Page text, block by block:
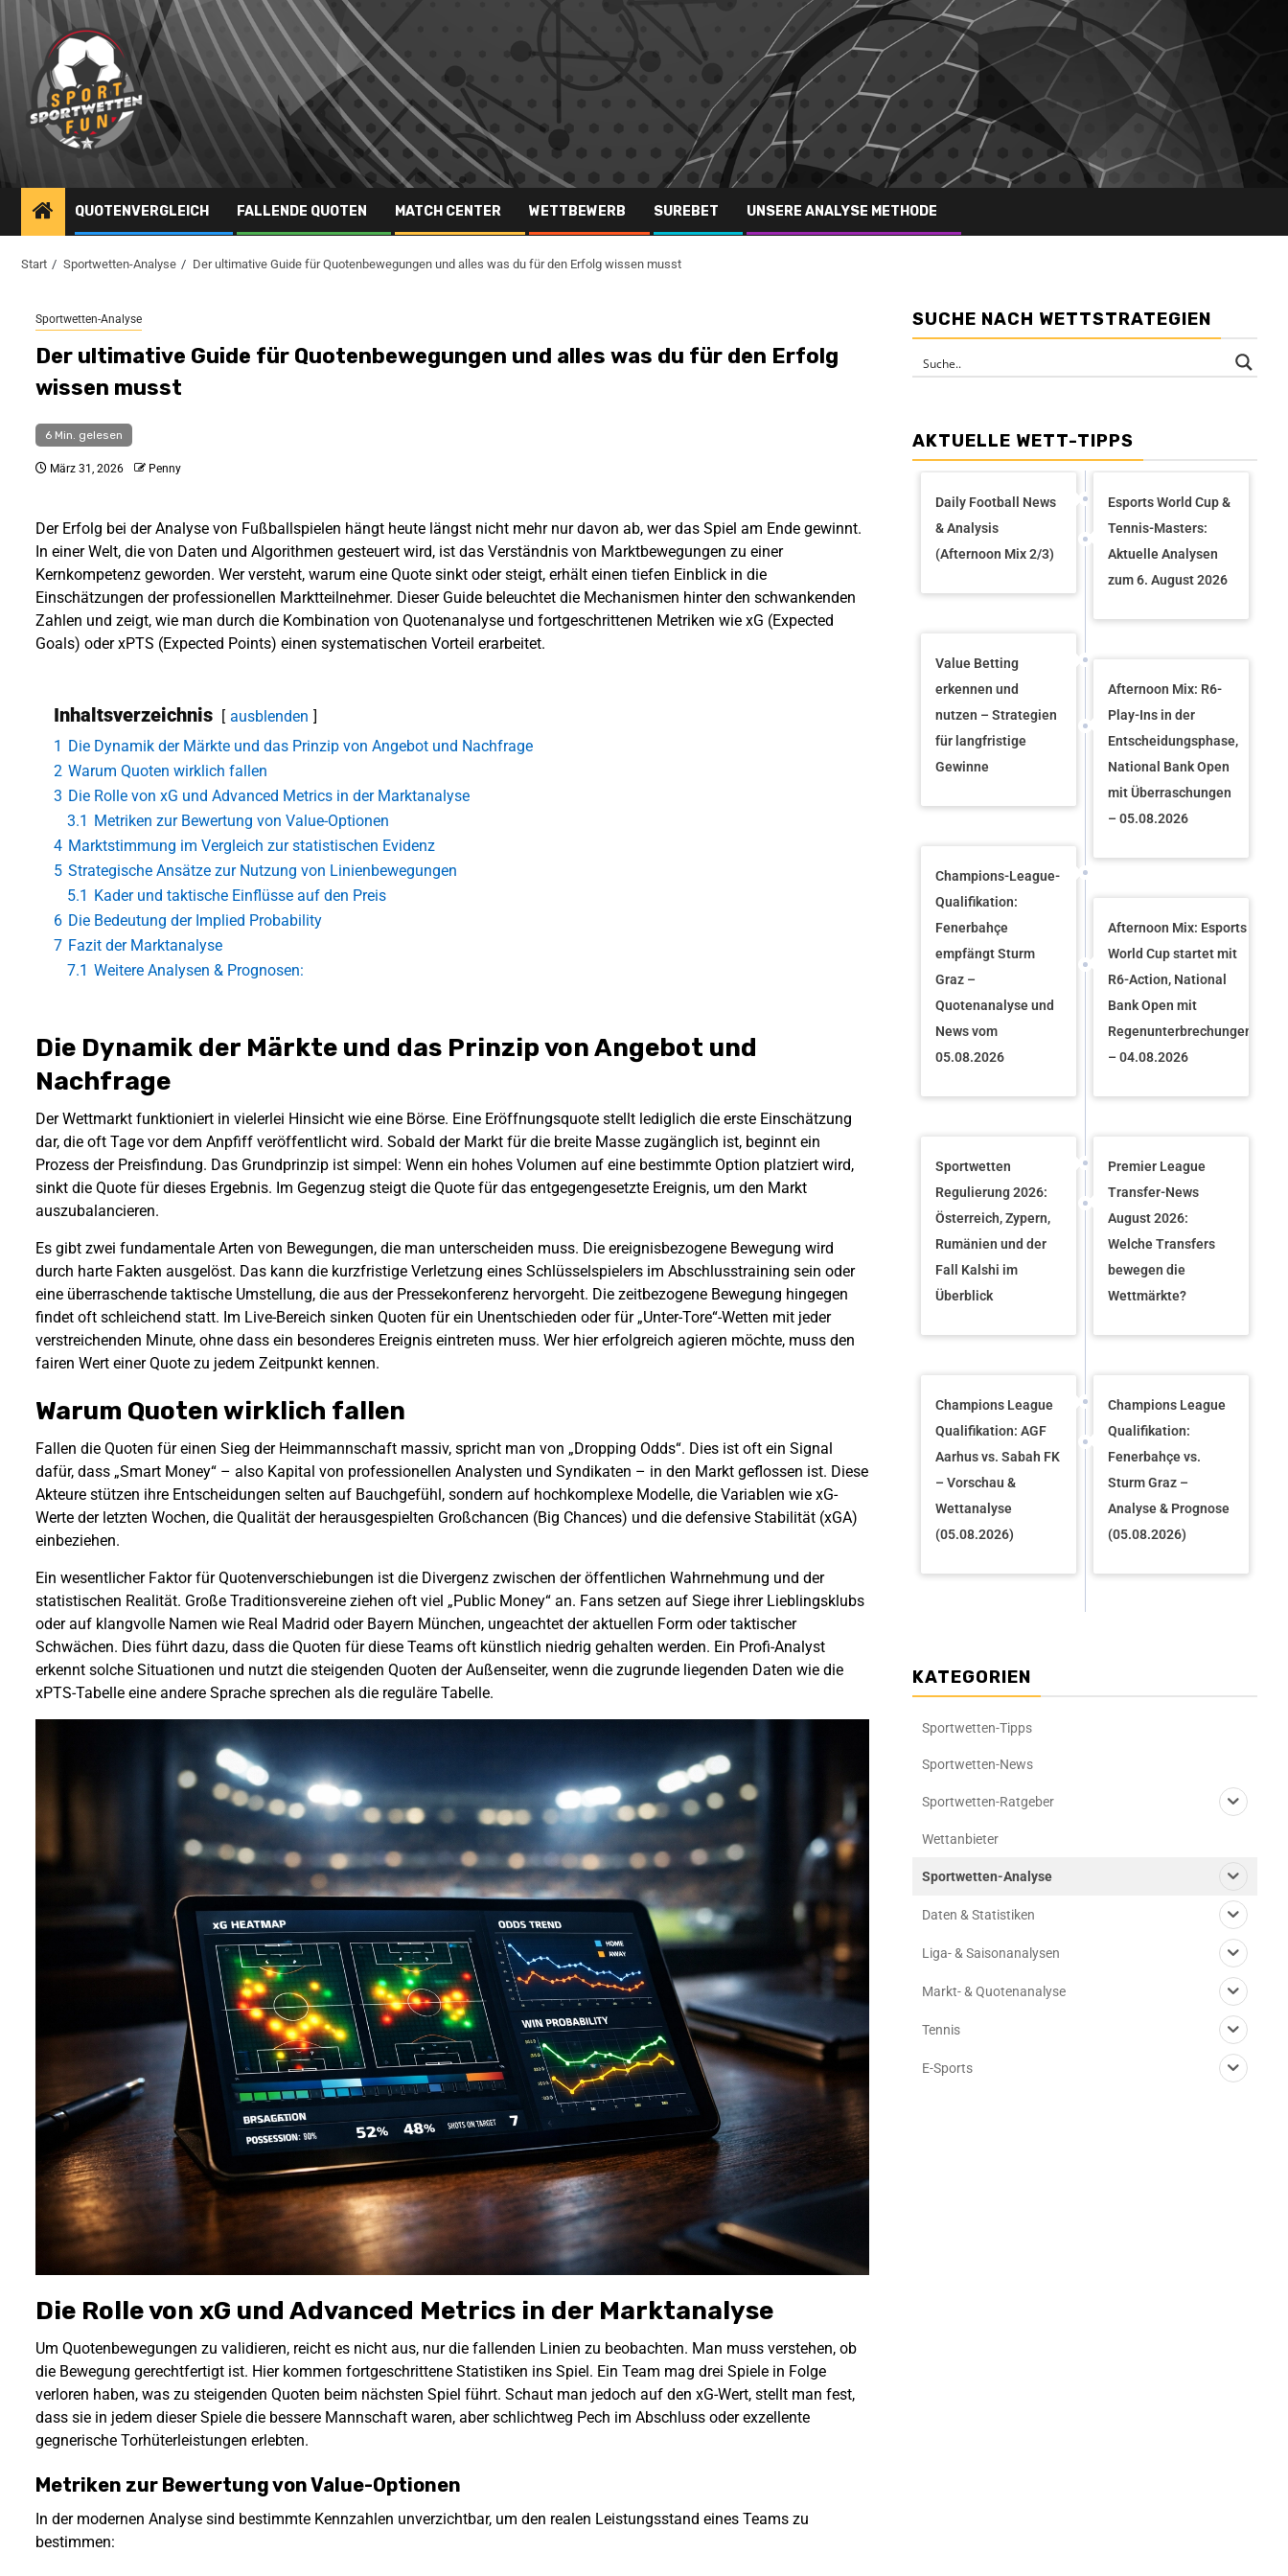
QUOTENVERGLEICH FALLENDE QUOTEN MATCH CENTER WETTBEWERB SUREBET UNSERE ANALYSE METHODE
Start Sportwetten-Analyse Der ultimative Guide für Quotenbewegungen und alles was du für den Erfolg wissen musst
Sportwetten-Analyse
Der ultimative Guide für Quotenbewegungen und alles was du für den Erfolg
wissen musst
6 Min. gelesen
März 31, 2026 Penny
Der Erfolg bei der Analyse von Fußballspielen hängt heute längst nicht mehr nur davon ab, wer das Spiel am Ende gewinnt.
In einer Welt, die von Daten und Algorithmen gesteuert wird, ist das Verständnis von Marktbewegungen zu einer
Kernkompetenz geworden. Wer versteht, warum eine Quote sinkt oder steigt, erhält einen tiefen Einblick in die
Einschätzungen der professionellen Marktteilnehmer. Dieser Guide beleuchtet die Mechanismen hinter den schwankenden
Zahlen und zeigt, wie man durch die Kombination von Quotenanalyse und fortgeschrittenen Metriken wie xG (Expected
Goals) oder xPTS (Expected Points) einen systematischen Vorteil erarbeitet.
Inhaltsverzeichnis
ausblenden
1 Die Dynamik der Märkte und das Prinzip von Angebot und Nachfrage
2 Warum Quoten wirklich fallen
3 Die Rolle von xG und Advanced Metrics in der Marktanalyse
3.1 Metriken zur Bewertung von Value-Optionen
4 Marktstimmung im Vergleich zur statistischen Evidenz
5 Strategische Ansätze zur Nutzung von Linienbewegungen
5.1 Kader und taktische Einflüsse auf den Preis
6 Die Bedeutung der Implied Probability
7 Fazit der Marktanalyse
7.1 Weitere Analysen & Prognosen:
Die Dynamik der Märkte und das Prinzip von Angebot und
Nachfrage
Der Wettmarkt funktioniert in vielerlei Hinsicht wie eine Börse. Eine Eröffnungsquote stellt lediglich die erste Einschätzung
dar, die oft Tage vor dem Anpfiff veröffentlicht wird. Sobald der Markt für die breite Masse zugänglich ist, beginnt ein
Prozess der Preisfindung. Das Grundprinzip ist simpel: Wenn ein hohes Volumen auf eine bestimmte Option platziert wird,
sinkt die Quote für dieses Ergebnis. Im Gegenzug steigt die Quote für das entgegengesetzte Ereignis, um den Markt
auszubalancieren.
Es gibt zwei fundamentale Arten von Bewegungen, die man unterscheiden muss. Die ereignisbezogene Bewegung wird
durch harte Fakten ausgelöst. Das kann die kurzfristige Verletzung eines Schlüsselspielers im Abschlusstraining sein oder
eine überraschende taktische Umstellung, die aus der Pressekonferenz hervorgeht. Die zeitbezogene Bewegung hingegen
findet oft schleichend statt. Im Live-Bereich sinken Quoten für ein Unentschieden oder für „Unter-Tore“-Wetten mit jeder
verstreichenden Minute, ohne dass ein besonderes Ereignis eintreten muss. Wer hier erfolgreich agieren möchte, muss den
fairen Wert einer Quote zu jedem Zeitpunkt kennen.
Warum Quoten wirklich fallen
Fallen die Quoten für einen Sieg der Heimmannschaft massiv, spricht man von „Dropping Odds“. Dies ist oft ein Signal
dafür, dass „Smart Money“ – also Kapital von professionellen Analysten und Syndikaten – in den Markt geflossen ist. Diese
Akteure stützen ihre Entscheidungen selten auf Bauchgefühl, sondern auf hochkomplexe Modelle, die Variablen wie xG-
Werte der letzten Wochen, die Qualität der herausgespielten Großchancen (Big Chances) und die defensive Stabilität (xGA)
einbeziehen.
Ein wesentlicher Faktor für Quotenverschiebungen ist die Divergenz zwischen der öffentlichen Wahrnehmung und der
statistischen Realität. Große Traditionsvereine ziehen oft viel „Public Money“ an. Fans setzen auf Siege ihrer Lieblingsklubs
oder auf klangvolle Namen wie Real Madrid oder Bayern München, ungeachtet der aktuellen Form oder taktischer
Schwächen. Dies führt dazu, dass die Quoten für diese Teams oft künstlich niedrig gehalten werden. Ein Profi-Analyst
erkennt solche Situationen und nutzt die steigenden Quoten der Außenseiter, wenn die zugrunde liegenden Daten wie die
xPTS-Tabelle eine andere Sprache sprechen als die reguläre Tabelle.
Die Rolle von xG und Advanced Metrics in der Marktanalyse
Um Quotenbewegungen zu validieren, reicht es nicht aus, nur die fallenden Linien zu beobachten. Man muss verstehen, ob
die Bewegung gerechtfertigt ist. Hier kommen fortgeschrittene Statistiken ins Spiel. Ein Team mag drei Spiele in Folge
verloren haben, was zu steigenden Quoten beim nächsten Spiel führt. Schaut man jedoch auf den xG-Wert, stellt man fest,
dass sie in jedem dieser Spiele die bessere Mannschaft waren, aber schlichtweg Pech im Abschluss oder exzellente
gegnerische Torhüterleistungen erlebten.
Metriken zur Bewertung von Value-Optionen
In der modernen Analyse sind bestimmte Kennzahlen unverzichtbar, um den realen Leistungsstand eines Teams zu
bestimmen:
SUCHE NACH WETTSTRATEGIEN
AKTUELLE WETT-TIPPS
Daily Football News
& Analysis
(Afternoon Mix 2/3)
Esports World Cup &
Tennis-Masters:
Aktuelle Analysen
zum 6. August 2026
Value Betting
erkennen und
nutzen – Strategien
für langfristige
Gewinne
Afternoon Mix: R6-
Play-Ins in der
Entscheidungsphase,
National Bank Open
mit Überraschungen
– 05.08.2026
Champions-League-
Qualifikation:
Fenerbahçe
empfängt Sturm
Graz –
Quotenanalyse und
News vom
05.08.2026
Afternoon Mix: Esports
World Cup startet mit
R6-Action, National
Bank Open mit
Regenunterbrechungen
– 04.08.2026
Sportwetten
Regulierung 2026:
Österreich, Zypern,
Rumänien und der
Fall Kalshi im
Überblick
Premier League
Transfer-News
August 2026:
Welche Transfers
bewegen die
Wettmärkte?
Champions League
Qualifikation: AGF
Aarhus vs. Sabah FK
– Vorschau &
Wettanalyse
(05.08.2026)
Champions League
Qualifikation:
Fenerbahçe vs.
Sturm Graz –
Analyse & Prognose
(05.08.2026)
KATEGORIEN
Sportwetten-Tipps
Sportwetten-News
Sportwetten-Ratgeber
Wettanbieter
Sportwetten-Analyse
Daten & Statistiken
Liga- & Saisonanalysen
Markt- & Quotenanalyse
Tennis
E-Sports